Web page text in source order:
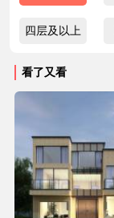
四层及以上
看了又看